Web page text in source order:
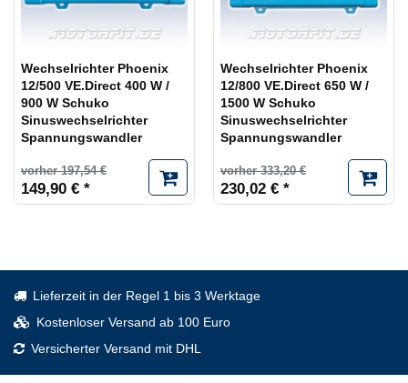
Wechselrichter Phoenix
12/500 VE.Direct 400 W /
900 W Schuko
Sinuswechselrichter
Spannungswandler
vorher 197,54 €
149,90 € *
Wechselrichter Phoenix
12/800 VE.Direct 650 W /
1500 W Schuko
Sinuswechselrichter
Spannungswandler
vorher 333,20 €
230,02 € *
Lieferzeit in der Regel 1 bis 3 Werktage
Kostenloser Versand ab 100 Euro
Versicherter Versand mit DHL